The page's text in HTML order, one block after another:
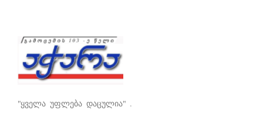
"ყველა უფლება დაცულია" .